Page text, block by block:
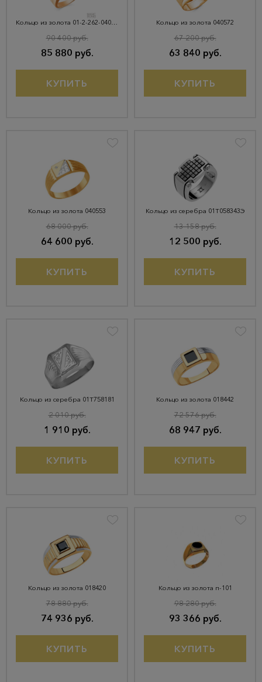
Кольцо из золота 01-2-262-0401-011
85 880 руб.
90 400 руб.
КУПИТЬ
Кольцо из золота 040572
63 840 руб.
67 200 руб.
КУПИТЬ
Кольцо из золота 040553
64 600 руб.
68 000 руб.
КУПИТЬ
Кольцо из серебра 01Т058343Э
12 500 руб.
13 158 руб.
КУПИТЬ
Кольцо из серебра 01Т758181
1 910 руб.
2 010 руб.
КУПИТЬ
Кольцо из золота 018442
68 947 руб.
72 576 руб.
КУПИТЬ
Кольцо из золота 018420
74 936 руб.
78 880 руб.
КУПИТЬ
Кольцо из золота п-101
93 366 руб.
98 280 руб.
КУПИТЬ